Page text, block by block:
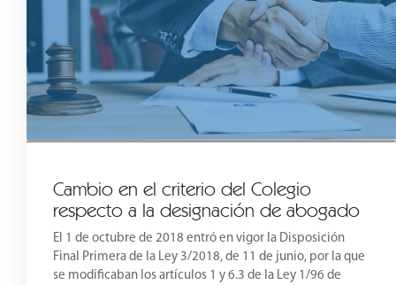
Cambio en el criterio del Colegio
respecto a la designación de abogado
El 1 de octubre de 2018 entró en vigor la Disposición
Final Primera de la Ley 3/2018, de 11 de junio, por la que
se modificaban los artículos 1 y 6.3 de la Ley 1/96 de